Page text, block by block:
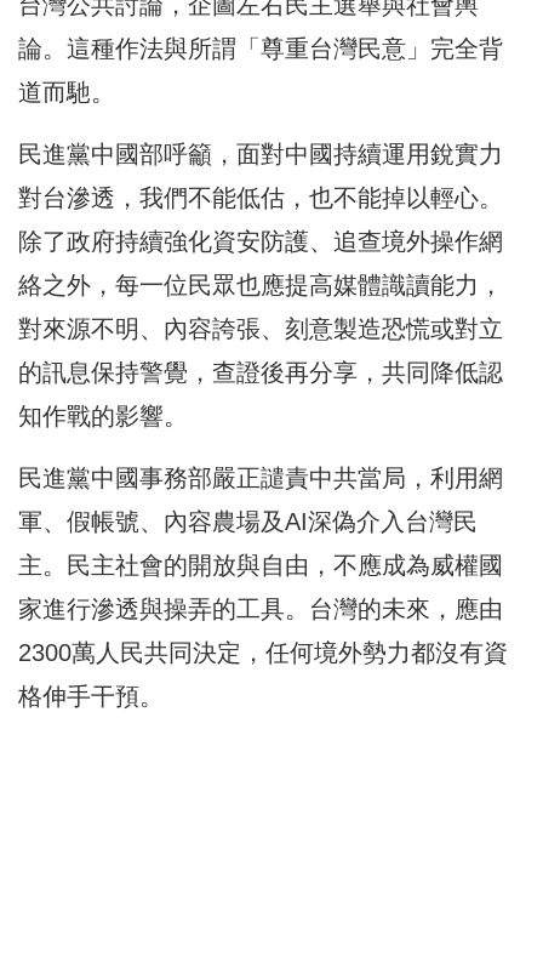
論。這種作法與所謂「尊重台灣民意」完全背
道而馳。
民進黨中國部呼籲，面對中國持續運用銳實力
對台滲透，我們不能低估，也不能掉以輕心。
除了政府持續強化資安防護、追查境外操作網
絡之外，每一位民眾也應提高媒體識讀能力，
對來源不明、內容誇張、刻意製造恐慌或對立
的訊息保持警覺，查證後再分享，共同降低認
知作戰的影響。
民進黨中國事務部嚴正譴責中共當局，利用網
軍、假帳號、內容農場及AI深偽介入台灣民
主。民主社會的開放與自由，不應成為威權國
家進行滲透與操弄的工具。台灣的未來，應由
2300萬人民共同決定，任何境外勢力都沒有資
格伸手干預。